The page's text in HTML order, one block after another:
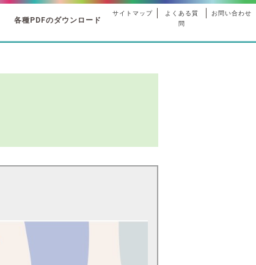
各種PDFのダウンロード
サイトマップ
よくある質
問
お問い合わせ